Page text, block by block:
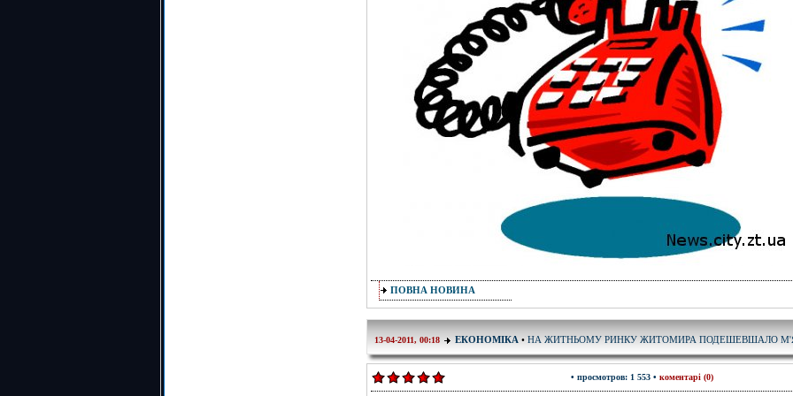
ПОВНА НОВИНА
13-04-2011, 00:18 ЕКОНОМІКА • НА ЖИТНЬОМУ РИНКУ ЖИТОМИРА ПОДЕШЕВШАЛО
• просмотров: 1 553 • коментарі (0)